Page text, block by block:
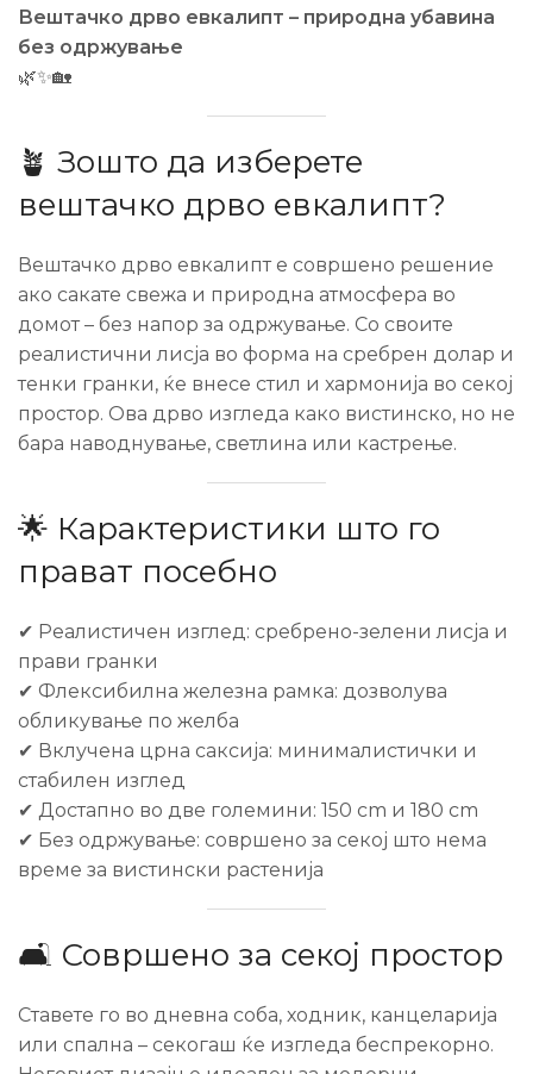
Вештачко дрво евкалипт – природна убавина
без одржување
🌿✨🏡
🪴 Зошто да изберете
вештачко дрво евкалипт?
Вештачко дрво евкалипт е совршено решение
ако сакате свежа и природна атмосфера во
домот – без напор за одржување. Со своите
реалистични лисја во форма на сребрен долар и
тенки гранки, ќе внесе стил и хармонија во секој
простор. Ова дрво изгледа како вистинско, но не
бара наводнување, светлина или кастрење.
🌟 Карактеристики што го
прават посебно
✔ Реалистичен изглед: сребрено-зелени лисја и
прави гранки
✔ Флексибилна железна рамка: дозволува
обликување по желба
✔ Вклучена црна саксија: минималистички и
стабилен изглед
✔ Достапно во две големини: 150 cm и 180 cm
✔ Без одржување: совршено за секој што нема
време за вистински растенија
🛋️ Совршено за секој простор
Ставете го во дневна соба, ходник, канцеларија
или спална – секогаш ќе изгледа беспрекорно.